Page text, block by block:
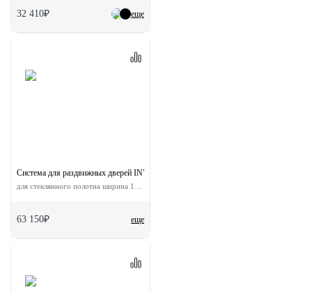
еще
32 410₽
еще
Система для раздвижных дверей INVISIBLE-2 GLASS 1100/12
63 150₽